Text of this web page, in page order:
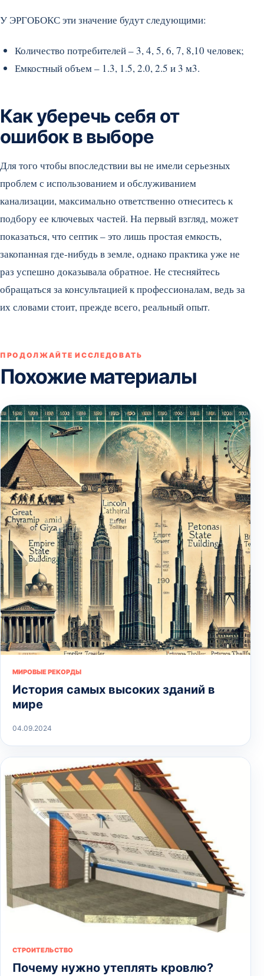
У ЭРГОБОКС эти значение будут следующими:
Количество потребителей – 3, 4, 5, 6, 7, 8,10 человек;
Емкостный объем – 1.3, 1.5, 2.0, 2.5 и 3 м3.
Как уберечь себя от
ошибок в выборе
Для того чтобы впоследствии вы не имели серьезных
проблем с использованием и обслуживанием
канализации, максимально ответственно отнеситесь к
подбору ее ключевых частей. На первый взгляд, может
показаться, что септик – это лишь простая емкость,
закопанная где-нибудь в земле, однако практика уже не
раз успешно доказывала обратное. Не стесняйтесь
обращаться за консультацией к профессионалам, ведь за
их словами стоит, прежде всего, реальный опыт.
ПРОДОЛЖАЙТЕ ИССЛЕДОВАТЬ
Похожие материалы
МИРОВЫЕ РЕКОРДЫ
История самых высоких зданий в
мире
04.09.2024
СТРОИТЕЛЬСТВО
Почему нужно утеплять кровлю?